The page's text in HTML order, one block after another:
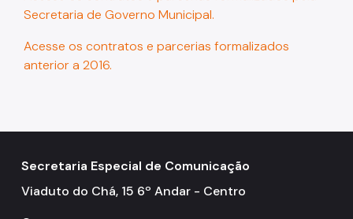
Secretaria de Governo Municipal.
Acesse os contratos e parcerias formalizados
anterior a 2016.
Secretaria Especial de Comunicação
Viaduto do Chá, 15 6º Andar - Centro